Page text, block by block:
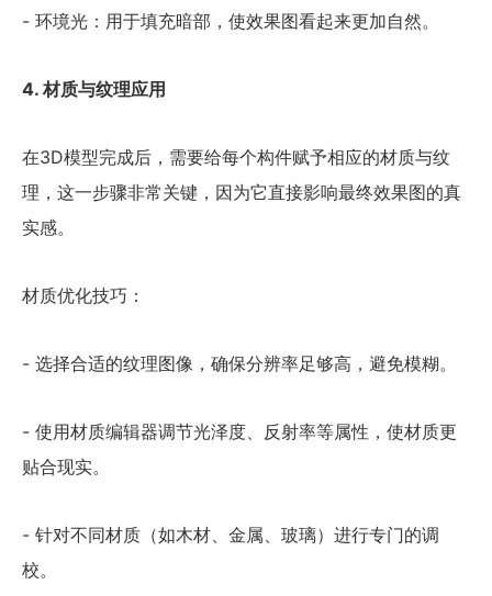
- 环境光：用于填充暗部，使效果图看起来更加自然。
4. 材质与纹理应用
在3D模型完成后，需要给每个构件赋予相应的材质与纹
理，这一步骤非常关键，因为它直接影响最终效果图的真
实感。
材质优化技巧：
- 选择合适的纹理图像，确保分辨率足够高，避免模糊。
- 使用材质编辑器调节光泽度、反射率等属性，使材质更
贴合现实。
- 针对不同材质（如木材、金属、玻璃）进行专门的调
校。